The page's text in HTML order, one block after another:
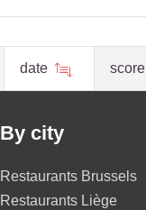
date score
By city
Restaurants Brussels
Restaurants Liège